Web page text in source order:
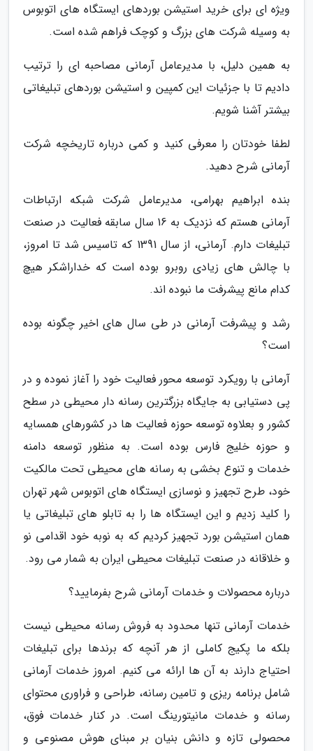
ویژه ای برای خرید استیشن بوردهای ایستگاه های اتوبوس
به وسیله شرکت های بزرگ و کوچک فراهم شده است.
به همین دلیل، با مدیرعامل آرمانی مصاحبه ای را ترتیب
دادیم تا با جزئیات این کمپین و استیشن بوردهای تبلیغاتی
بیشتر آشنا شویم.
لطفا خودتان را معرفی کنید و کمی درباره تاریخچه شرکت
آرمانی شرح دهید.
بنده ابراهیم بهرامی، مدیرعامل شرکت شبکه ارتباطات
آرمانی هستم که نزدیک به 16 سال سابقه فعالیت در صنعت
تبلیغات دارم. آرمانی، از سال 1391 که تاسیس شد تا امروز،
با چالش های زیادی روبرو بوده است که خداراشکر هیچ
کدام مانع پیشرفت ما نبوده اند.
رشد و پیشرفت آرمانی در طی سال های اخیر چگونه بوده
است؟
آرمانی با رویکرد توسعه محور فعالیت خود را آغاز نموده و در
پی دستیابی به جایگاه بزرگترین رسانه دار محیطی در سطح
کشور و بعلاوه توسعه حوزه فعالیت ها در کشورهای همسایه
و حوزه خلیج فارس بوده است. به منظور توسعه دامنه
خدمات و تنوع بخشی به رسانه های محیطی تحت مالکیت
خود، طرح تجهیز و نوسازی ایستگاه های اتوبوس شهر تهران
را کلید زدیم و این ایستگاه ها را به تابلو های تبلیغاتی یا
همان استیشن بورد تجهیز کردیم که به نوبه خود اقدامی نو
و خلاقانه در صنعت تبلیغات محیطی ایران به شمار می رود.
درباره محصولات و خدمات آرمانی شرح بفرمایید؟
خدمات آرمانی تنها محدود به فروش رسانه محیطی نیست
بلکه ما پکیج کاملی از هر آنچه که برندها برای تبلیغات
احتیاج دارند به آن ها ارائه می کنیم. امروز خدمات آرمانی
شامل برنامه ریزی و تامین رسانه، طراحی و فراوری محتوای
رسانه و خدمات مانیتورینگ است. در کنار خدمات فوق،
محصولی تازه و دانش بنیان بر مبنای هوش مصنوعی و